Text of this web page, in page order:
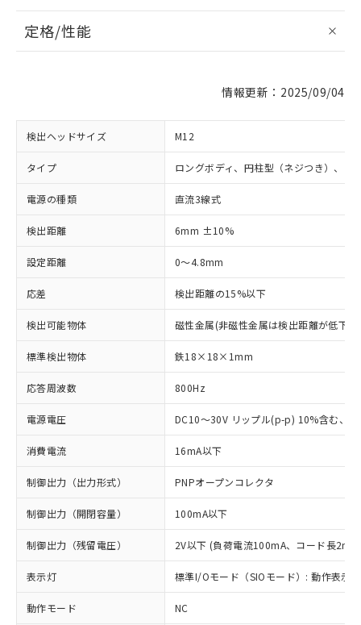
定格/性能
情報更新：2025/09/04
検出ヘッドサイズ M12
タイプ ロングボディ、円柱型（ネジつき）、シ
電源の種類 直流3線式
検出距離 6mm ±10%
設定距離 0～4.8mm
応差 検出距離の15%以下
検出可能物体 磁性金属(非磁性金属は検出距離が低下し
標準検出物体 鉄18×18×1mm
応答周波数 800Hz
電源電圧 DC10～30V リップル(p-p) 10%含む、
消費電流 16mA以下
制御出力（出力形式） PNPオープンコレクタ
制御出力（開閉容量） 100mA以下
制御出力（残留電圧） 2V以下 (負荷電流100mA、コード長2m
表示灯 標準I/Oモード（SIOモード）: 動作表示
動作モード NC